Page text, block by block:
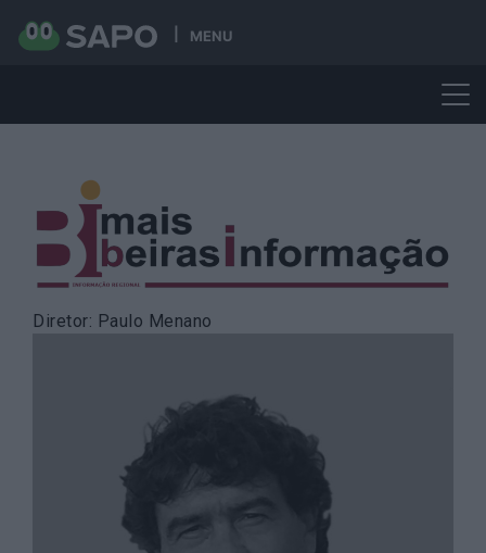
MENU
content
Diretor: Paulo Menano